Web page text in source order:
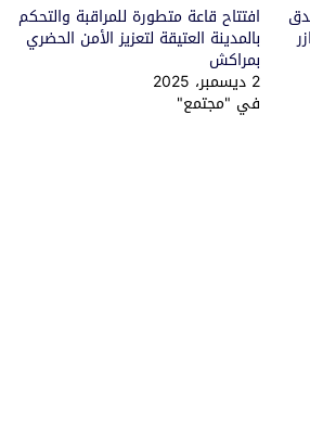
افتتاح قاعة متطورة للمراقبة والتحكم
بالمدينة العتيقة لتعزيز الأمن الحضري
بمراكش
2 ديسمبر، 2025
في "مجتمع"